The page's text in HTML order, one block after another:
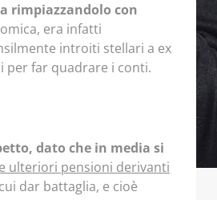
rimpiazzandolo con
era infatti
introiti stellari a ex
per far quadrare i conti.
dato che in media si
ulteriori pensioni derivanti
dar battaglia, e cioè